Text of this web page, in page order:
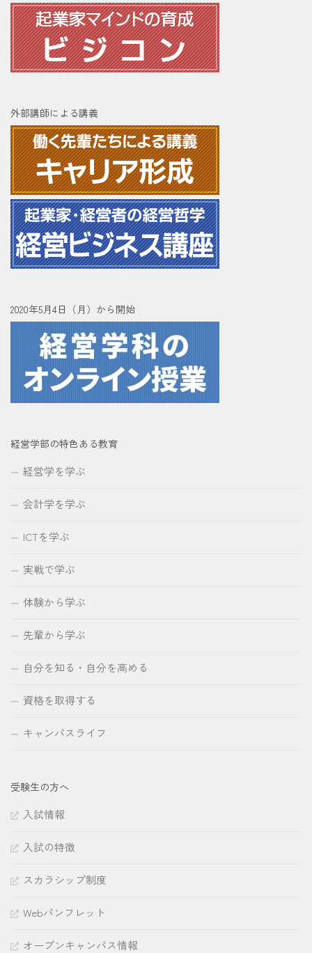
外部講師による講義
2020年5月4日（月）から開始
経営学部の特色ある教育
経営学を学ぶ
会計学を学ぶ
ICTを学ぶ
実戦で学ぶ
体験から学ぶ
先輩から学ぶ
自分を知る・自分を高める
資格を取得する
キャンパスライフ
受験生の方へ
入試情報
入試の特徴
スカラシップ制度
Webパンフレット
オープンキャンパス情報